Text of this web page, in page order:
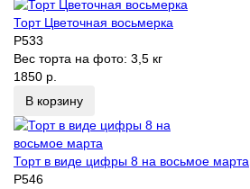
Торт Цветочная восьмерка
P533
Вес торта на фото: 3,5 кг
1850 р.
В корзину
Торт в виде цифры 8 на восьмое марта
P546